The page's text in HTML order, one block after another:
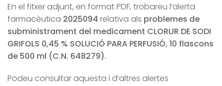
En el fitxer adjunt, en format PDF, trobareu l’alerta
farmacèutica 2025094 relativa als problemes de
subministrament del medicament CLORUR DE SODI
GRIFOLS 0,45 % SOLUCIÓ PARA PERFUSIÓ, 10 flascons
de 500 ml (C.N. 648279).
Podeu consultar aquesta i d’altres alertes